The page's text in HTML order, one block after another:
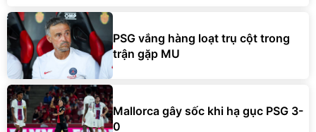
PSG vắng hàng loạt trụ cột trong
trận gặp MU
Mallorca gây sốc khi hạ gục PSG 3-
0